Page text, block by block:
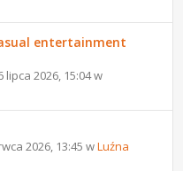
entertainment
lipca 2026, 15:04 w
2026, 13:45 wLuźna